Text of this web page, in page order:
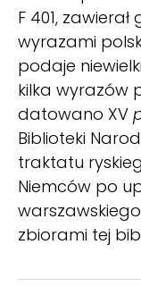
F 401,
wyrazami
podaje
kilka wyrazów
datowano XV
Biblioteki
traktatu
Niemców po
zbiorami tej